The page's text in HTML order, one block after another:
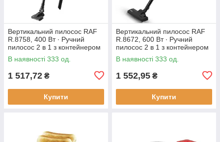
Вертикальний пилосос RAF
R.8758, 400 Вт ∙ Ручний
пилосос 2 в 1 з контейнером
В наявності 333 од.
1 517,72 ₴
Купити
Вертикальний пилосос RAF
R.8672, 600 Вт ∙ Ручний
пилосос 2 в 1 з контейнером
В наявності 333 од.
1 552,95 ₴
Купити